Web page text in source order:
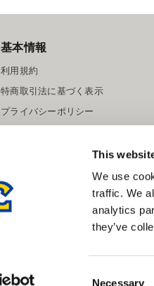
This
We use
traffic. We
analytics
they’ve
Necessary
基本情報
利用規約
特商取引法に基づく表示
プライバシーポリシー